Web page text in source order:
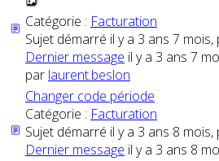
Catégorie : Facturation
Sujet démarré il y a 3 ans 7 mois,
Dernier message il y a 3 ans 7
par laurent.beslon
Changer code période
Catégorie : Facturation
Sujet démarré il y a 3 ans 8 mois,
Dernier message il y a 3 ans 8